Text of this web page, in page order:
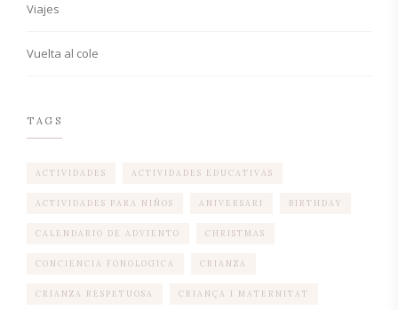
Viajes
Vuelta al cole
TAGS
ACTIVIDADES ACTIVIDADES EDUCATIVAS
ACTIVIDADES PARA NIÑOS ANIVERSARI BIRTHDAY
CALENDARIO DE ADVIENTO CHRISTMAS
CONCIENCIA FONOLOGICA CRIANZA
CRIANZA RESPETUOSA CRIANÇA I MATERNITAT